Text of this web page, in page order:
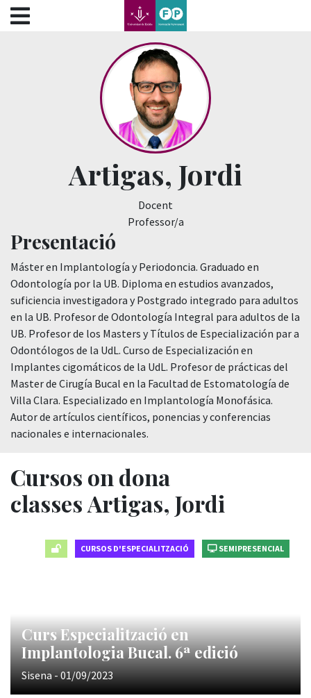
???label.access.jump.content???
???label.access.jump.header???
???label.access.jump.footer???
???label.access.jump.menu???
Artigas, Jordi
Docent
Professor/a
Presentació
Máster en Implantología y Periodoncia. Graduado en
Odontología por la UB. Diploma en estudios avanzados,
suficiencia investigadora y Postgrado integrado para adultos
en la UB. Profesor de Odontología Integral para adultos de la
UB. Profesor de los Masters y Títulos de Especialización par a
Odontólogos de la UdL. Curso de Especialización en
Implantes cigomáticos de la UdL. Profesor de prácticas del
Master de Cirugía Bucal en la Facultad de Estomatología de
Villa Clara. Especializado en Implantología Monofásica.
Autor de artículos científicos, ponencias y conferencias
nacionales e internacionales.
Cursos on dona
classes Artigas, Jordi
CURSOS D'ESPECIALITZACIÓ SEMIPRESENCIAL
Curs Especialització en
Implantologia Bucal. 6ª edició
Sisena - 01/09/2023